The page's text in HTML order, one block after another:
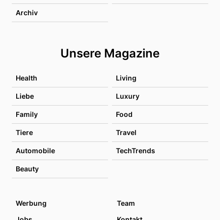
Archiv
Unsere Magazine
Health Living
Liebe Luxury
Family Food
Tiere Travel
Automobile TechTrends
Beauty
Werbung
Team